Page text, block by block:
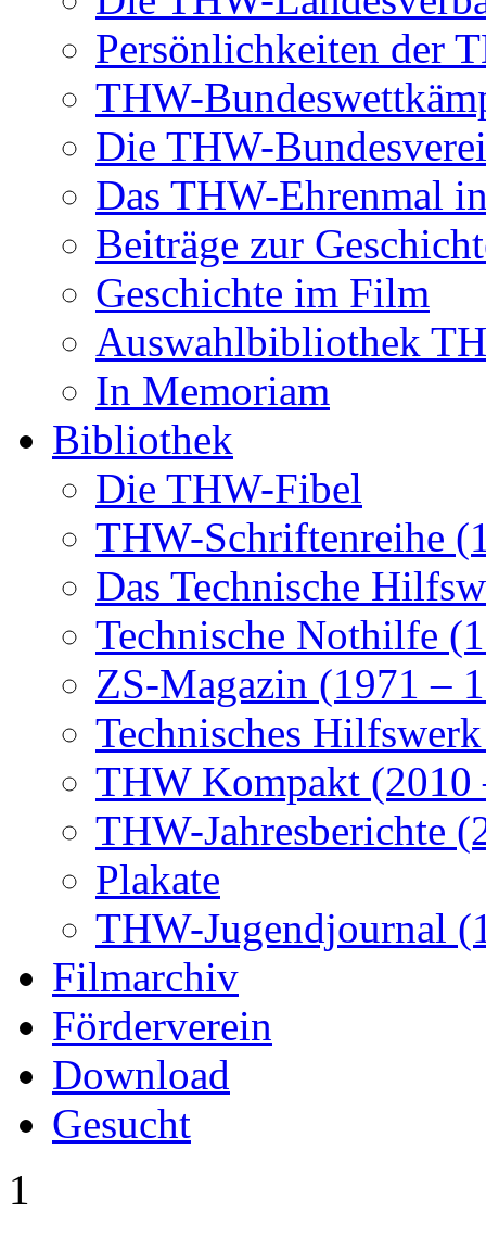
Persönlichkeiten der
THW-
Die THW-
Das THW-Ehrenmal
Beiträge zur
Geschichte im Film
Auswahlbibliothek
In Memoriam
Bibliothek
Die THW-Fibel
THW-Schriftenreihe
Das Technische
Technische Nothilfe
ZS-Magazin (1971 –
Technisches
THW Kompakt (2010
THW-Jahresberichte
Plakate
THW-Jugendjournal
Filmarchiv
Förderverein
Download
Gesucht
1